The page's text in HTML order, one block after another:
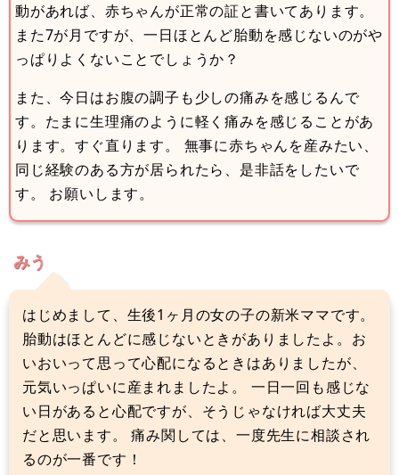
動があれば、赤ちゃんが正常の証と書いてあります。
また7が月ですが、一日ほとんど胎動を感じないのがや
っぱりよくないことでしょうか？
また、今日はお腹の調子も少しの痛みを感じるんで
す。たまに生理痛のように軽く痛みを感じることがあ
ります。すぐ直ります。 無事に赤ちゃんを産みたい、
同じ経験のある方が居られたら、是非話をしたいで
す。 お願いします。
みう
はじめまして、生後1ヶ月の女の子の新米ママです。
胎動はほとんどに感じないときがありましたよ。お
いおいって思って心配になるときはありましたが、
元気いっぱいに産まれましたよ。 一日一回も感じな
い日があると心配ですが、そうじゃなければ大丈夫
だと思います。 痛み関しては、一度先生に相談され
るのが一番です！